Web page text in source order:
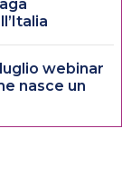
webinar
nasce un